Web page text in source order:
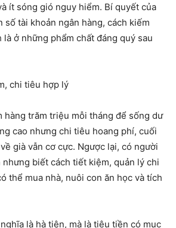
ít sóng gió nguy hiểm. Bí quyết của
số tài khoản ngân hàng, cách kiếm
ở những phẩm chất đáng quý sau
chi tiêu hợp lý
hàng trăm triệu mỗi tháng để sống dư
cao nhưng chi tiêu hoang phí, cuối
già vẫn cơ cực. Ngược lại, có người
biết cách tiết kiệm, quản lý chi
thể mua nhà, nuôi con ăn học và tích
là hà tiện, mà là tiêu tiền có mục